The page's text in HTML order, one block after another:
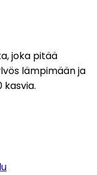
joka pitää
lämpimään ja
kasvia.